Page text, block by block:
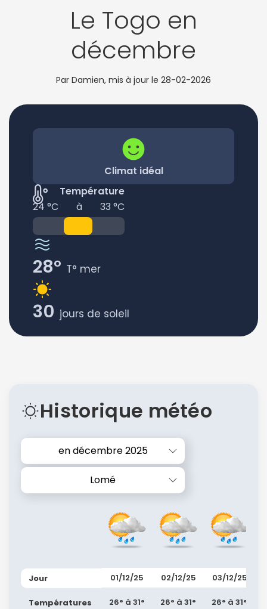
Le Togo en
décembre
Par Damien, mis à jour le 28-02-2026
Climat idéal
Température
24 °C
à 33 °C
28° T° mer
30 jours de soleil
Historique météo
en décembre 2025
Lomé
Jour
Températures
01/12/25
26° à 31°
02/12/25
26° à 31°
03/12/25
26° à 31°